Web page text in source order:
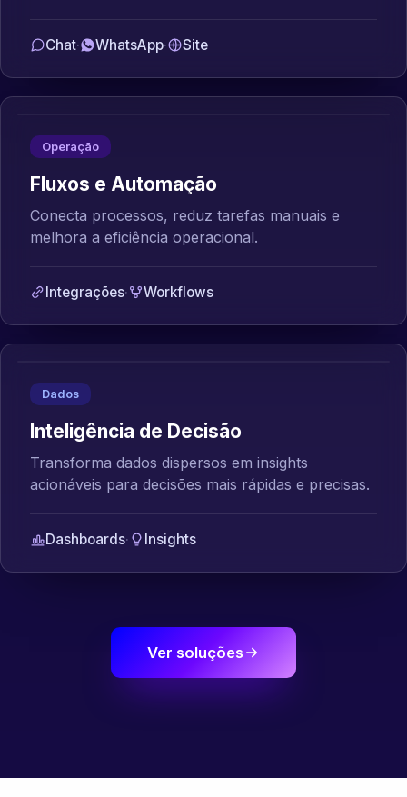
Chat· WhatsApp· Site
Operação
Fluxos e Automação
Conecta processos, reduz tarefas manuais e
melhora a eficiência operacional.
Integrações· Workflows
Dados
Inteligência de Decisão
Transforma dados dispersos em insights
acionáveis para decisões mais rápidas e precisas.
Dashboards· Insights
Ver soluções